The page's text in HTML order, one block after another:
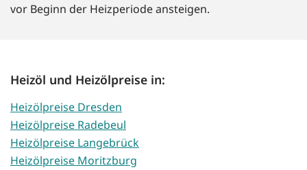
vor Beginn der Heizperiode ansteigen.
Heizöl und Heizölpreise in:
Heizölpreise Dresden
Heizölpreise Radebeul
Heizölpreise Langebrück
Heizölpreise Moritzburg